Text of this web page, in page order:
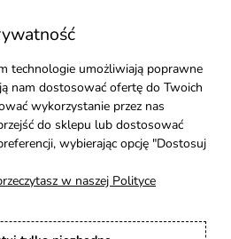
konto
Pomoc
Mebli
drewna
technologie umożliwiają poprawne
nam dostosować ofertę do Twoich
wykorzystanie przez nas
do sklepu lub dostosować
wybierając opcję "Dostosuj
w naszej Polityce